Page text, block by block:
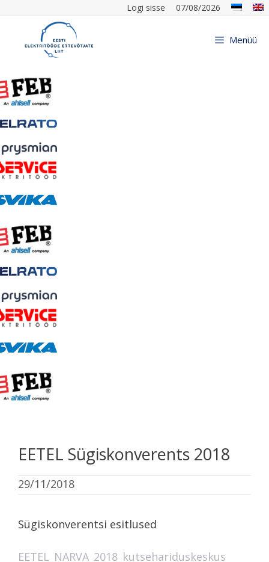
Logi sisse 07/08/2026
Menüü
EETEL Sügiskonverents 2018
29/11/2018
Sügiskonverentsi esitlused
EETEL_NARVA_2018_kutsehariduskeskus